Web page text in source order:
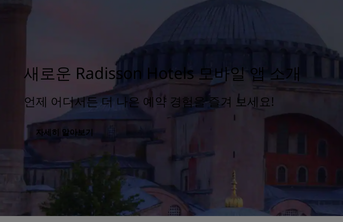
새로운 Radisson Hotels 모바일 앱 소개
언제 어디서든 더 나은 예약 경험을 즐겨 보세요!
자세히 알아보기